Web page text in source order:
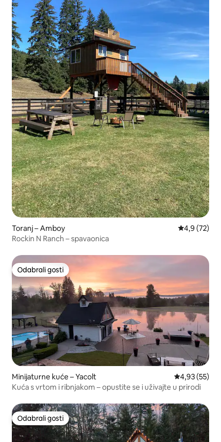
Toranj – Amboy Prosječna
4,9 (72)
Rockin N Ranch – spavaonica
Odabrali gosti
Odabrali gosti
Minijaturne kuće – Yacolt Prosječna
4,93 (55)
Kuća s vrtom i ribnjakom – opustite se i uživajte u prirodi
Odabrali gosti
Odabrali gosti